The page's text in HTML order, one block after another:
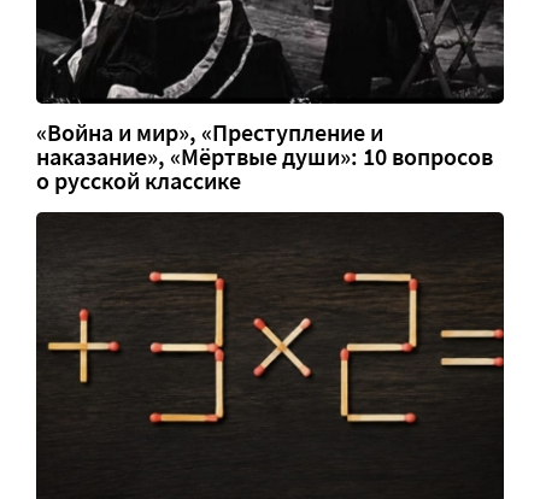
«Война и мир», «Преступление и
наказание», «Мёртвые души»: 10 вопросов
о русской классике